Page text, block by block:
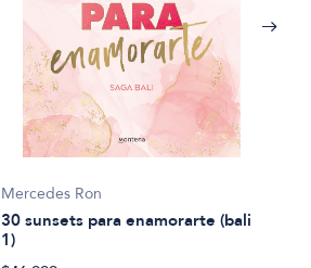
Mercedes Ron
30 sunsets para enamorarte (bali
1)